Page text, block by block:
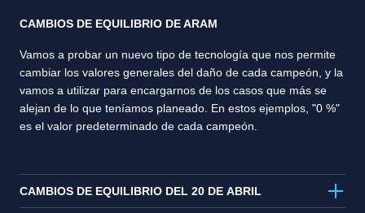
CAMBIOS DE EQUILIBRIO DE ARAM
Vamos a probar un nuevo tipo de tecnología que nos permite
cambiar los valores generales del daño de cada campeón, y la
vamos a utilizar para encargarnos de los casos que más se
alejan de lo que teníamos planeado. En estos ejemplos, "0 %"
es el valor predeterminado de cada campeón.
CAMBIOS DE EQUILIBRIO DEL 20 DE ABRIL